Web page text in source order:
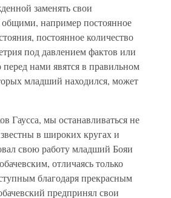
заменять свои
например постоянное
постоянное количество
под давлением фактов или
нами явятся в правильном
младший находился, может
Гаусса, мы останавливаться не
в широких кругах и
свою работу младший Бояи
отличаясь только
благодаря прекрасным
предпринял свои